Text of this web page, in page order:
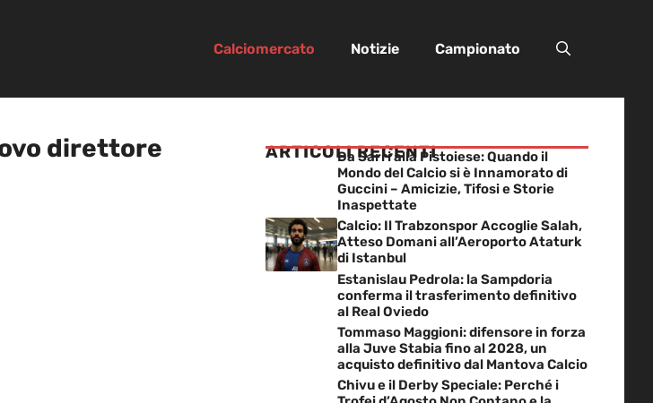
Calciomercato Notizie Campionato
direttore
ARTICOLI RECENTI
Da Sarri alla Pistoiese: Quando il
Mondo del Calcio si è Innamorato di
Guccini – Amicizie, Tifosi e Storie
Inaspettate
Calcio: Il Trabzonspor Accoglie Salah,
Atteso Domani all’Aeroporto Ataturk
di Istanbul
Estanislau Pedrola: la Sampdoria
conferma il trasferimento definitivo
al Real Oviedo
Tommaso Maggioni: difensore in forza
alla Juve Stabia fino al 2028, un
acquisto definitivo dal Mantova Calcio
Chivu e il Derby Speciale: Perché i